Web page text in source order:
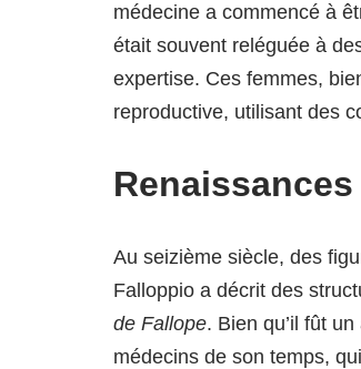
médecine a commencé à
était souvent reléguée à
expertise. Ces femmes,
reproductive, utilisant des
Au seizième siècle, des
Falloppio a décrit des
de Fallope. Bien qu’il fût
médecins de son temps,